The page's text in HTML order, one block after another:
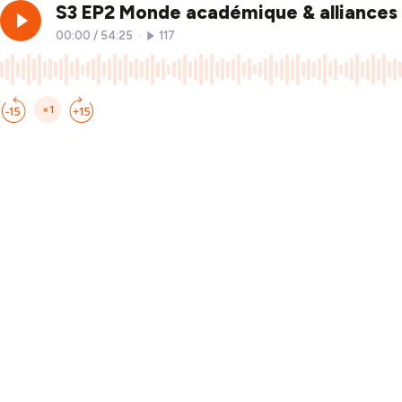
S3 EP2 Monde académique &
00:00 / 54:25 117
×1